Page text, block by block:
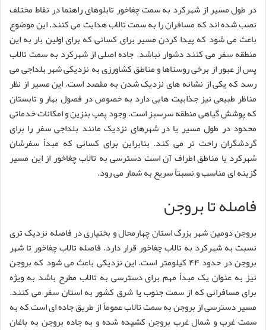
در طول مسیر از شهرکرد به سمت چغاخور تابلوهای راهنما در نقاط مختلف
نصب شده اند که مسافران را به سمت تالاب هدایت می کنند. این موضوع
باعث می شود که پیدا کردن مسیر برای کسانی که برای اولین بار به این
منطقه سفر می کنند دشوار نباشد. جاده اصلی از شهرکرد به سمت تالاب
پس از عبور از برخی روستاها و مناطق کشاورزی به نزدیکی شهر بلداجی می
رسد که یکی از نشانه های نزدیک شدن به مقصد است. این مسیر از نظر
مناظر طبیعی نیز جذابیت هایی دارد به خصوص در فصول بهار و تابستان
که پوشش گیاهی منطقه سرسبز است. وجود پمپ بنزین و امکانات خدماتی
محدود در طول مسیر یا در شهرهای نزدیک مانند بلداجی سفر را برای
گردشگران راحت تر می کند. بنابراین برای کسانی که مبدأ سفرشان
شهرکرد یا مناطق اطراف آن است دسترسی به تالاب چغاخور از این مسیر
گزینه ای مناسب و نسبتاً سریع به شمار می رود.
فاصله تا بروجن
بروجن دومین شهر بزرگ استان چهارمحال و بختیاری در فاصله نزدیک تری
نسبت به شهرکرد به تالاب چغاخور قرار دارد. فاصله تالاب چغاخور تا شهر
بروجن در حدود ۴۴ کیلومتر است. این نزدیکی باعث می شود که بروجن
نیز به عنوان یک مبدأ مهم برای دسترسی به تالاب مطرح باشد به ویژه
برای مسافرانی که از سمت جنوب یا شرق کشور به استان سفر می کنند.
مسیر دسترسی از بروجن به سمت تالاب عموماً از طریق جاده ای است که به
سمت غرب و شمال غرب بروجن کشیده شده و به جاده بروجن به باغان